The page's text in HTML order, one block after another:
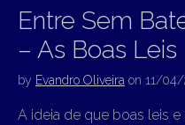
Entre Sem
– As Boas Leis
by Evandro Oliveira on 11/04/
A ideia de que boas leis